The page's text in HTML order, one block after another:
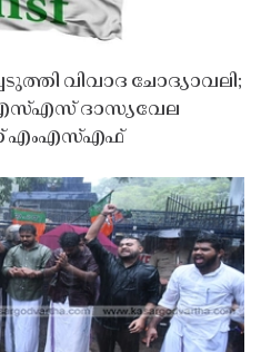
വിവാദ ചോദ്യാവലി;
ദാസ്യവേല
എംഎസ്എഫ്